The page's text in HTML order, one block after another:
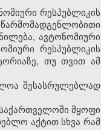
რესპუბლიკის
ავტონომიური
რესპუბლიკის
თუ თვით ამ
შესასრულებლად
მყოფი
აქტით სხვა რამ